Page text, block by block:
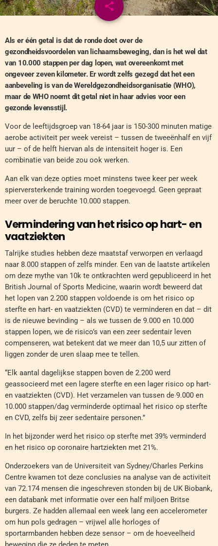
share
email
Als er één getal is dat de ronde doet over de
gezondheidsvoordelen van lichaamsbeweging, dan is het wel dat
van 10.000 stappen per dag lopen, wat overeenkomt met
ongeveer zeven kilometer. Er wordt zelfs gezegd dat het een
aanbeveling is van de Wereldgezondheidsorganisatie (WHO),
maar de WHO noemt dit getal niet in haar advies voor een
gezonde levensstijl.
Voor de leeftijdsgroep van 18-64 jaar is 150-300 minuten matige
aerobe activiteit per week vereist – tussen de tweeënhalf en vijf
uur – of de helft hiervan als de intensiteit hoger is. Een
combinatie van beide zou ook werken.
Aan elk van deze opties moet minstens twee keer per week
spierversterkende training worden toegevoegd. Geen gepraat
meer over de beruchte 10.000 stappen.
Vermindering van het risico op hart- en
vaatziekten
Talrijke studies hebben deze maatstaf verworpen en verlaagd
naar 8.000 stappen of zelfs minder. Een van de laatste artikelen
om deze mythe van 10k te ontkrachten werd gepubliceerd in het
British Journal of Sports Medicine, waarin wordt beweerd dat
het lopen van 2.200 stappen voldoende is om het risico op
sterfte en hart- en vaatziekten (CVD) te verminderen en dat – dit
is de nieuwe bevinding – als we tussen de 9.000 en 10.000
stappen lopen, we de risico’s van een zeer sedentair leven
compenseren, wat betekent dat we meer dan 10,5 uur zitten of
liggen zonder de uren slaap mee te tellen.
“Elk aantal dagelijkse stappen boven de 2.200 werd
geassocieerd met een lagere sterfte en een lager risico op hart-
en vaatziekten (CVD). Het verzamelen van tussen de 9.000 en
10.000 stappen/dag verminderde optimaal het risico op sterfte
en CVD, zelfs bij zeer sedentaire personen.”
In het bijzonder werd het risico op sterfte met 39% verminderd
en het risico op coronaire hartziekten met 21%.
Onderzoekers van de Universiteit van Sydney/Charles Perkins
Centre kwamen tot deze conclusies na analyse van de activiteit
van 72.174 mensen die ingeschreven stonden bij de UK Biobank,
een databank met informatie over een half miljoen Britse
burgers. Ze hadden allemaal een week lang een accelerometer
om hun pols gedragen – vrijwel alle horloges of
sportarmbanden hebben deze sensor – om de hoeveelheid